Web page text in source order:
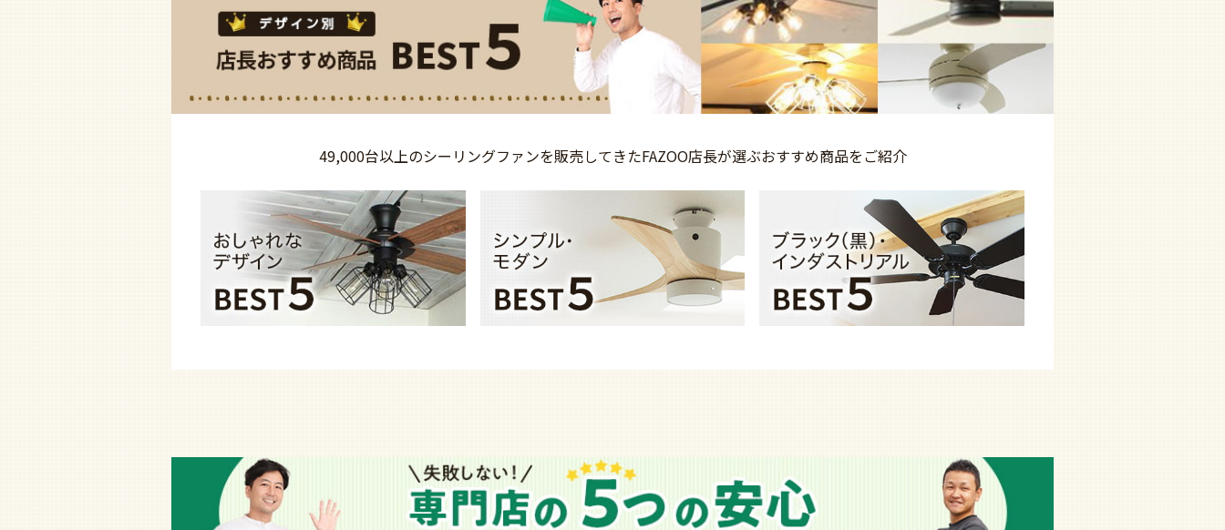
49,000台以上のシーリングファンを販売してきたFAZOO店長が選ぶおすすめ商品をご紹介